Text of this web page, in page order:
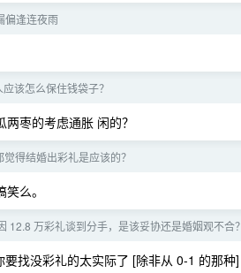
偏逢连夜雨
该怎么保住钱袋子？
枣的考虑通胀 闲的？
得结婚出彩礼是应该的？
么。
12.8 万彩礼谈到分手，是该妥协还是婚姻观不合？
找没彩礼的太实际了 [除非从 0-1 的那种]